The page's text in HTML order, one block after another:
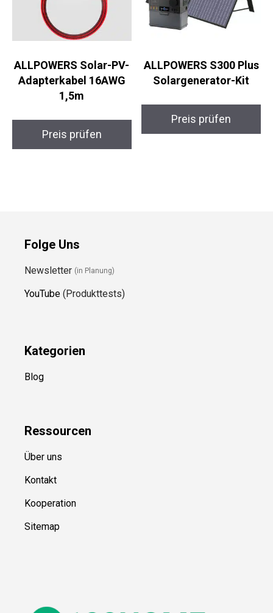
ALLPOWERS Solar-PV-
Adapterkabel 16AWG
1,5m
Preis prüfen
ALLPOWERS S300 Plus
Solargenerator-Kit
Preis prüfen
Folge Uns
Newsletter (in Planung)
YouTube (Produkttests)
Kategorien
Blog
Ressourcen
Über uns
Kontakt
Kooperation
Sitemap